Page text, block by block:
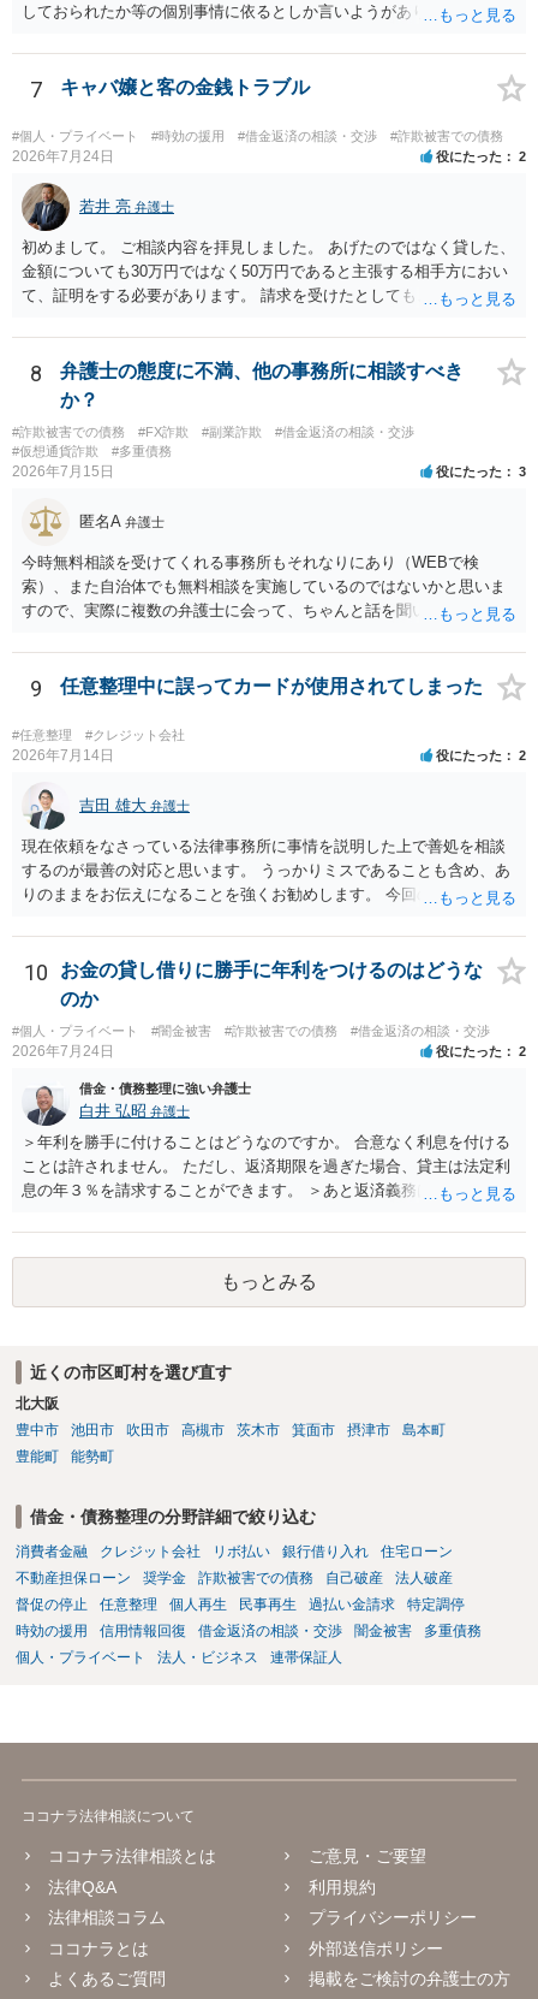
しておられたか等の個別事情に依るとしか言いようがありません。 と
なって相談し、善後策を考えることをお勧めします。
7 キャバ嬢と客の金銭トラブル
#個人・プライベート #時効の援用 #借金返済の相談・交渉 #詐欺被害での債務
2026年7月24日 役にたった 2
若井 亮 弁護士
初めまして。 ご相談内容を拝見しました。 あげたのではなく貸した、
金額についても30万円ではなく50万円であると主張する相手方におい
て、証明をする必要があります。 請求を受けたとしても、もらったも
れることになるでしょう。 請求があるまでは、こちらからアクション
を起こす必要はないかと思います。
8
弁護士の態度に不満、他の事務所に相談すべき
か？
#詐欺被害での債務 #FX詐欺 #副業詐欺
#借金返済の相談・交渉
#仮想通貨詐欺
#多重債務
2026年7月15日 役にたった 3
匿名A 弁護士
今時無料相談を受けてくれる事務所もそれなりにあり（WEBで検
索）、また自治体でも無料相談を実施しているのではないかと思いま
すので、実際に複数の弁護士に会って、ちゃんと話を聞いてくれる
はそもそも事案を把握できていないようですので、御相談の案件につ
いては弁護士として能力不足なのかもしれません。相手にしない方が
良いと思います。ただ、仮想通貨詐欺の被害回復は現実的には難しい
かもしれません。
9 任意整理中に誤ってカードが使用されてしまった
#任意整理 #クレジット会社
2026年7月14日 役にたった 2
吉田 雄大 弁護士
現在依頼をなさっている法律事務所に事情を説明した上で善処を相談
するのが最善の対応と思います。 うっかりミスであることも含め、あ
りのままをお伝えになることを強くお勧めします。 今回のできごとだ
早ければ早いほどいいのは間違いありません。 ご健闘をお祈りいたし
ます。
10
お金の貸し借りに勝手に年利をつけるのはどうな
のか
#個人・プライベート #闇金被害 #詐欺被害での債務 #借金返済の相談・交渉
2026年7月24日 役にたった 2
借金・債務整理に強い弁護士
白井 弘昭 弁護士
＞年利を勝手に付けることはどうなのですか。 合意なく利息を付ける
ことは許されません。 ただし、返済期限を過ぎた場合、貸主は法定利
息の年３％を請求することができます。 ＞あと返済義務はありますか
りたお金は返さなければいけませんし、勝手につけた利息は返済不要
です。 以上、ご参考まで。
もっとみる
近くの市区町村を選び直す
北大阪
豊中市
池田市 吹田市 高槻市 茨木市 箕面市 摂津市
島本町
豊能町
能勢町
借金・債務整理の分野詳細で絞り込む
消費者金融 クレジット会社 リボ払い 銀行借り入れ
住宅ローン
不動産担保ローン
奨学金 詐欺被害での債務 自己破産
法人破産
督促の停止
任意整理 個人再生 民事再生 過払い金請求
特定調停
時効の援用
信用情報回復 借金返済の相談・交渉 闇金被害
多重債務
個人・プライベート
法人・ビジネス 連帯保証人
ココナラ法律相談について
ココナラ法律相談とは
法律Q&A
法律相談コラム
ココナラとは
よくあるご質問
ご意見・ご要望
利用規約
プライバシーポリシー
外部送信ポリシー
掲載をご検討の弁護士の方